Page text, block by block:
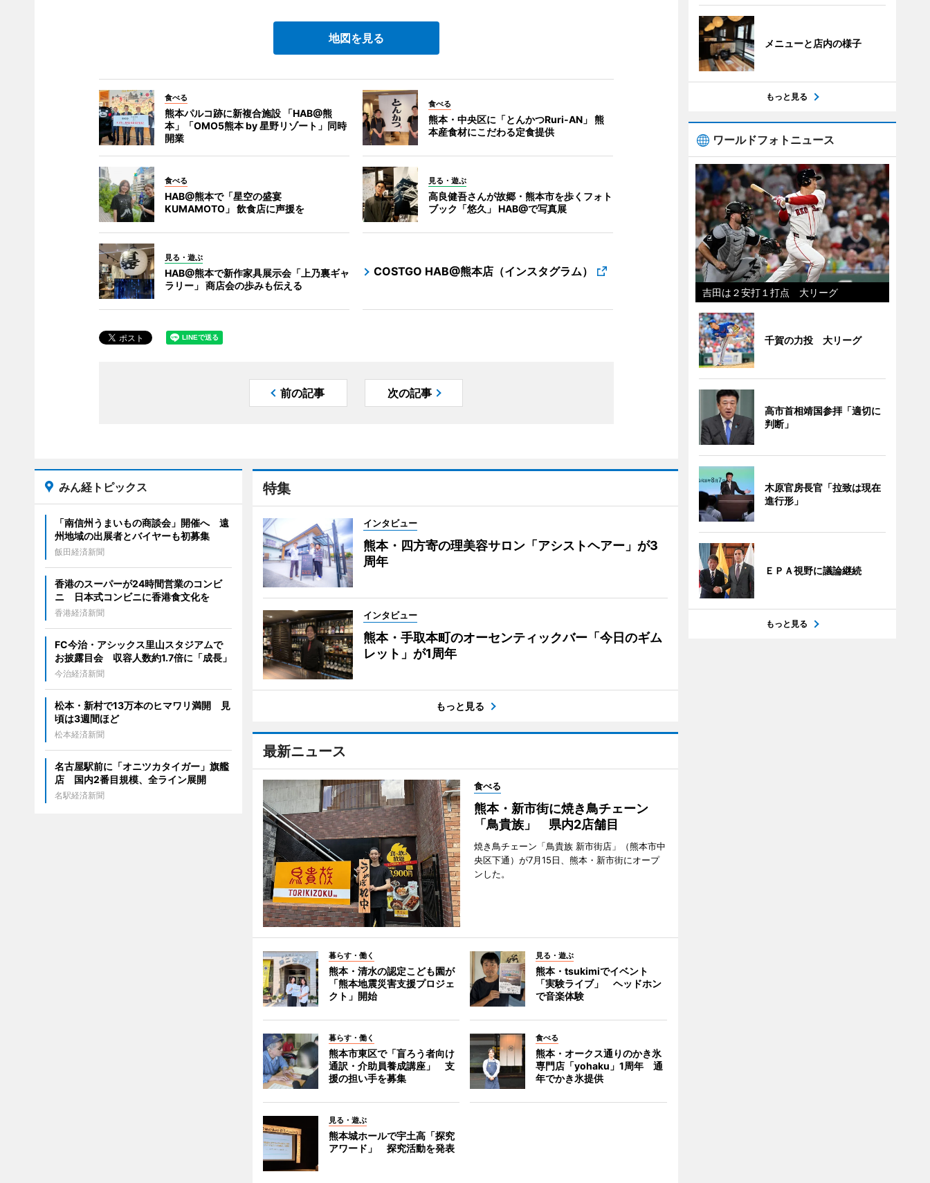
地図を見る
食べる
熊本パルコ跡に新複合施設 「HAB@熊
本」「OMO5熊本 by 星野リゾート」同時
開業
食べる
熊本・中央区に「とんかつRuri-AN」 熊
本産食材にこだわる定食提供
食べる
HAB@熊本で「星空の盛宴
KUMAMOTO」 飲食店に声援を
見る・遊ぶ
高良健吾さんが故郷・熊本市を歩くフォト
ブック「悠久」 HAB@で写真展
見る・遊ぶ
HAB@熊本で新作家具展示会「上乃裏ギャ
ラリー」 商店会の歩みも伝える
COSTGO HAB@熊本店（インスタグラム）
前の記事 次の記事
特集
インタビュー
熊本・四方寄の理美容サロン「アシストヘアー」が3
周年
インタビュー
熊本・手取本町のオーセンティックバー「今日のギム
レット」が1周年
もっと見る
最新ニュース
食べる
熊本・新市街に焼き鳥チェーン
「鳥貴族」 県内2店舗目
焼き鳥チェーン「鳥貴族 新市街店」（熊本市中
央区下通）が7月15日、熊本・新市街にオープ
ンした。
暮らす・働く
熊本・清水の認定こども園が
「熊本地震災害支援プロジェ
クト」開始
見る・遊ぶ
熊本・tsukimiでイベント
「実験ライブ」 ヘッドホン
で音楽体験
暮らす・働く
熊本市東区で「盲ろう者向け
通訳・介助員養成講座」 支
援の担い手を募集
食べる
熊本・オークス通りのかき氷
専門店「yohaku」1周年 通
年でかき氷提供
見る・遊ぶ
熊本城ホールで宇土高「探究
アワード」 探究活動を発表
みん経トピックス
「南信州うまいもの商談会」開催へ 遠
州地域の出展者とバイヤーも初募集
飯田経済新聞
香港のスーパーが24時間営業のコンビ
ニ 日本式コンビニに香港食文化を
香港経済新聞
FC今治・アシックス里山スタジアムで
お披露目会 収容人数約1.7倍に「成長」
今治経済新聞
松本・新村で13万本のヒマワリ満開 見
頃は3週間ほど
松本経済新聞
名古屋駅前に「オニツカタイガー」旗艦
店 国内2番目規模、全ライン展開
名駅経済新聞
メニューと店内の様子
もっと見る
ワールドフォトニュース
吉田は２安打１打点 大リーグ
千賀の力投 大リーグ
高市首相靖国参拝「適切に
判断」
木原官房長官「拉致は現在
進行形」
ＥＰＡ視野に議論継続
もっと見る